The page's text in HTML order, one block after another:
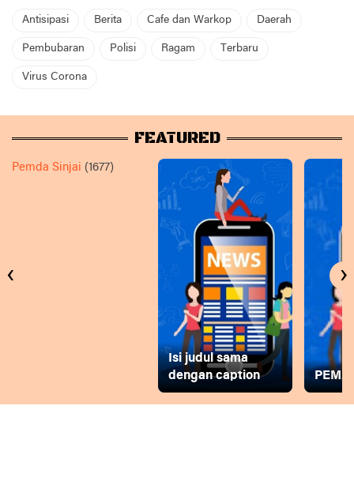
Antisipasi Berita Cafe dan Warkop Daerah
Pembubaran Polisi Ragam Terbaru
Virus Corona
FEATURED
Pemda Sinjai (1677)
Isi judul sama
dengan caption
‹ ›